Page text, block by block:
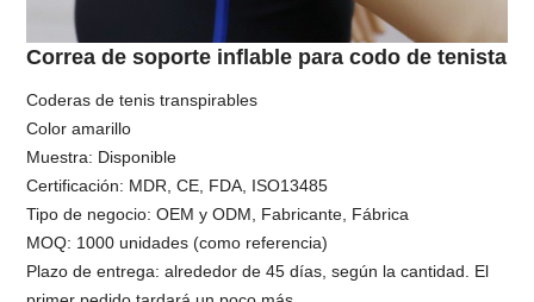
Correa de soporte inflable para codo de tenista
Coderas de tenis transpirables
Color amarillo
Muestra: Disponible
Certificación: MDR, CE, FDA, ISO13485
Tipo de negocio: OEM y ODM, Fabricante, Fábrica
MOQ: 1000 unidades (como referencia)
Plazo de entrega: alrededor de 45 días, según la cantidad. El